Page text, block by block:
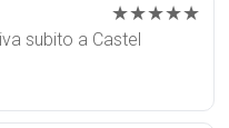
★★★★★
subito a Castel